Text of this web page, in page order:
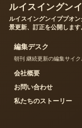
ルイスイングン
ルイスイングンイププオ
景更新、訂正を公開します
編集デスク
朝刊 継続更新の編集サイク
会社概要
お問い合わせ
私たちのストーリー